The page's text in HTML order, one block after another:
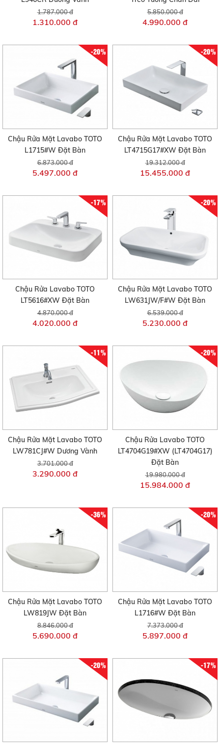
1.787.000 đ
1.310.000 đ
5.850.000 đ
4.990.000 đ
-20%
Chậu Rửa Mặt Lavabo TOTO
L1715#W Đặt Bàn
6.873.000 đ
5.497.000 đ
-20%
Chậu Rửa Mặt Lavabo TOTO
LT4715G17#XW Đặt Bàn
19.312.000 đ
15.455.000 đ
-17%
Chậu Rửa Lavabo TOTO
LT5616#XW Đặt Bàn
4.870.000 đ
4.020.000 đ
-20%
Chậu Rửa Mặt Lavabo TOTO
LW631JW/F#W Đặt Bàn
6.539.000 đ
5.230.000 đ
-11%
Chậu Rửa Mặt Lavabo TOTO
LW781CJ#W Dương Vành
3.701.000 đ
3.290.000 đ
-20%
Chậu Rửa Lavabo TOTO
LT4704G19#XW (LT4704G17)
Đặt Bàn
19.980.000 đ
15.984.000 đ
-36%
Chậu Rửa Mặt Lavabo TOTO
LW819JW Đặt Bàn
8.846.000 đ
5.690.000 đ
-20%
Chậu Rửa Mặt Lavabo TOTO
L1716#W Đặt Bàn
7.373.000 đ
5.897.000 đ
-20% -17%